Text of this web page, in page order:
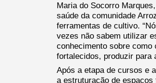
Maria do Socorro
saúde da comunidade
ferramentas de cultivo.
vezes não sabem utilizar
conhecimento sobre
fortalecidos, produzir para
Após a etapa de cursos e
a estruturação de